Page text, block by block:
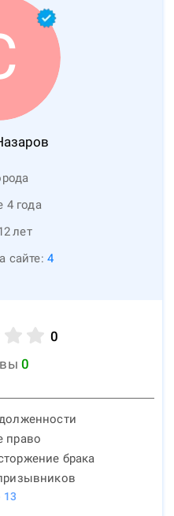
4 года
лет
сайте: 4
0
0
право
брака
13